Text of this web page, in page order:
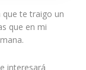
que te traigo un
que en mi
interesará